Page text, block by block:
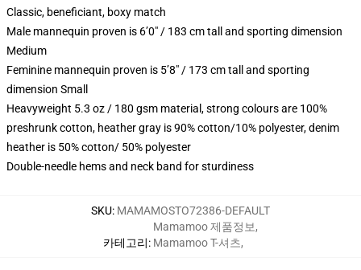
Classic, beneficiant, boxy match
Male mannequin proven is 6’0″ / 183 cm tall and sporting dimension
Medium
Feminine mannequin proven is 5’8″ / 173 cm tall and sporting
dimension Small
Heavyweight 5.3 oz / 180 gsm material, strong colours are 100%
preshrunk cotton, heather gray is 90% cotton/10% polyester, denim
heather is 50% cotton/ 50% polyester
Double-needle hems and neck band for sturdiness
SKU: MAMAMOSTO72386-DEFAULT
카테고리:
Mamamoo 제품정보,
Mamamoo T-셔츠,